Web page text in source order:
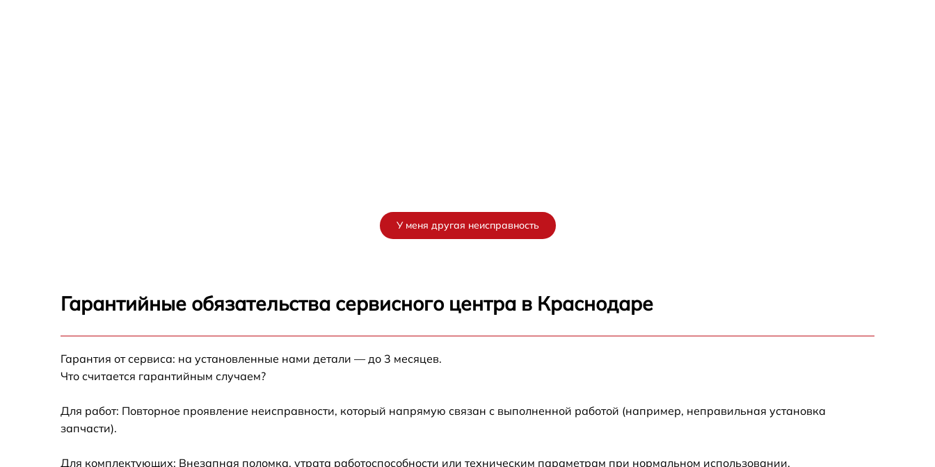
У меня другая неисправность
Гарантийные обязательства сервисного центра в Краснодаре
Гарантия от сервиса: на установленные нами детали — до 3 месяцев.
Что считается гарантийным случаем?
Для работ: Повторное проявление неисправности, который напрямую связан с выполненной работой (например, неправильная установка
запчасти).
Для комплектующих: Внезапная поломка, утрата работоспособности или техническим параметрам при нормальном использовании.